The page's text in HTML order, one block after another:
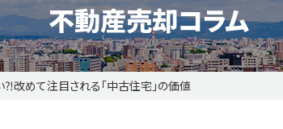
不動産売却コラム
⁈改めて注目される「中古住宅」の価値